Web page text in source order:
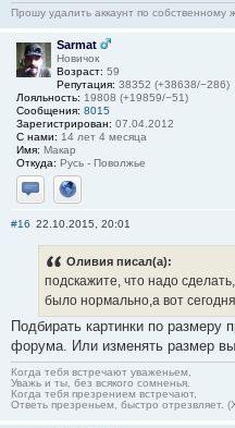
Прошу удалить аккаунт по собственному
Sarmat
Новичок
Возраст: 59
Репутация: 38352 (+38638/−286)
Лояльность: 19808 (+19859/−51)
Сообщения: 8015
Зарегистрирован: 07.04.2012
С нами: 14 лет 4 месяца
Имя: Макар
Откуда: Русь - Поволжье
Отправить личное
Сайт
#16 22.10.2015, 20:01
Оливия писал(а):
подскажите, что надо
было нормально,а вот
Подбирать картинки по размеру
форума. Или изменять размер
Когда тебя встречают уваженьем,
Уважь и ты, без всякого сомненья.
Когда тебя презрением встречают,
Ответь презреньем, быстро отрезвляет.